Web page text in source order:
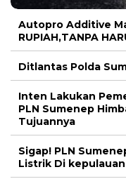
Autopro Additive
RUPIAH,TANPA
Ditlantas Polda
Inten Lakukan
PLN Sumenep
Tujuannya
Sigap! PLN
Listrik Di